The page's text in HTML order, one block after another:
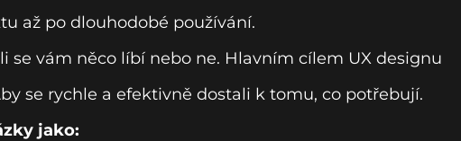
až po dlouhodobé používání.
se vám něco líbí nebo ne. Hlavním cílem UX designu
se rychle a efektivně dostali k tomu, co potřebují.
jako: